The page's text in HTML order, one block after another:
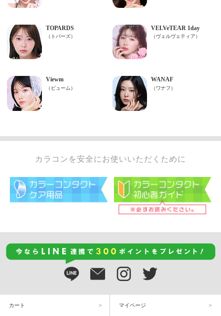
カラコンを安全にお使いいただくために
カート マイページ